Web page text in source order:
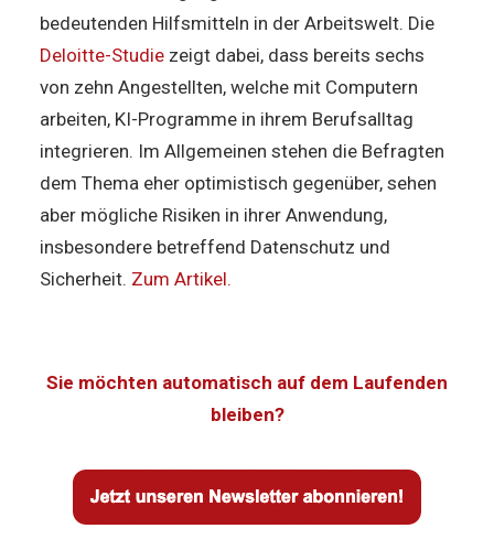
bedeutenden Hilfsmitteln in der Arbeitswelt. Die
Deloitte-Studie zeigt dabei, dass bereits sechs
von zehn Angestellten, welche mit Computern
arbeiten, KI-Programme in ihrem Berufsalltag
integrieren. Im Allgemeinen stehen die Befragten
dem Thema eher optimistisch gegenüber, sehen
aber mögliche Risiken in ihrer Anwendung,
insbesondere betreffend Datenschutz und
Sicherheit. Zum Artikel.
Sie möchten automatisch auf dem Laufenden
bleiben?